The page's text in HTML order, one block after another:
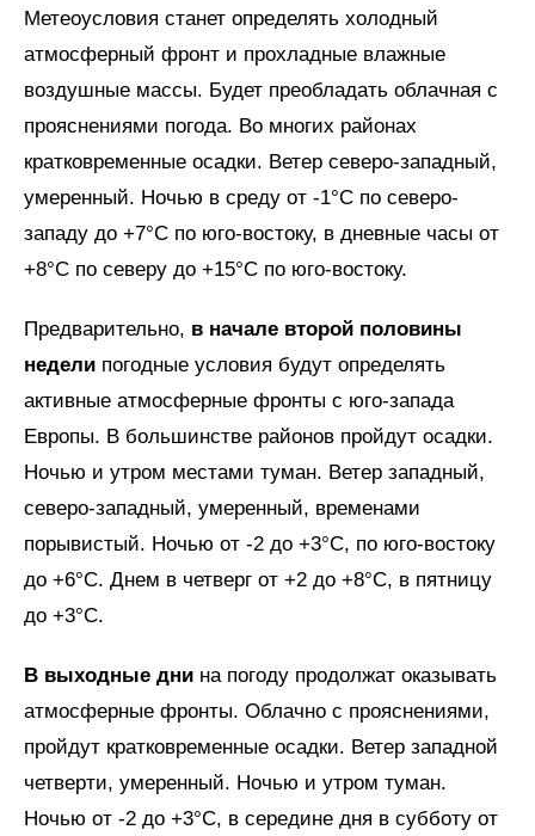
Метеоусловия станет определять холодный
атмосферный фронт и прохладные влажные
воздушные массы. Будет преобладать облачная с
прояснениями погода. Во многих районах
кратковременные осадки. Ветер северо-западный,
умеренный. Ночью в среду от -1°C по северо-
западу до +7°C по юго-востоку, в дневные часы от
+8°C по северу до +15°C по юго-востоку.
Предварительно, в начале второй половины
недели погодные условия будут определять
активные атмосферные фронты с юго-запада
Европы. В большинстве районов пройдут осадки.
Ночью и утром местами туман. Ветер западный,
северо-западный, умеренный, временами
порывистый. Ночью от -2 до +3°C, по юго-востоку
до +6°C. Днем в четверг от +2 до +8°C, в пятницу
до +3°C.
В выходные дни на погоду продолжат оказывать
атмосферные фронты. Облачно с прояснениями,
пройдут кратковременные осадки. Ветер западной
четверти, умеренный. Ночью и утром туман.
Ночью от -2 до +3°C, в середине дня в субботу от